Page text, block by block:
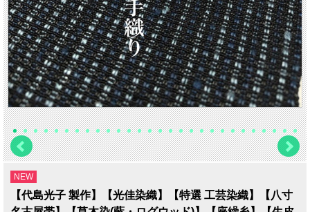
NEW
【代島光子 製作】【光佳染織】【特選 工芸染織】【八寸